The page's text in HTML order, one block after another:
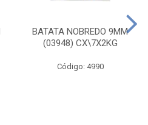
BATATA NOBREDO 9MM
(03948) CX\7X2KG
Código: 4990